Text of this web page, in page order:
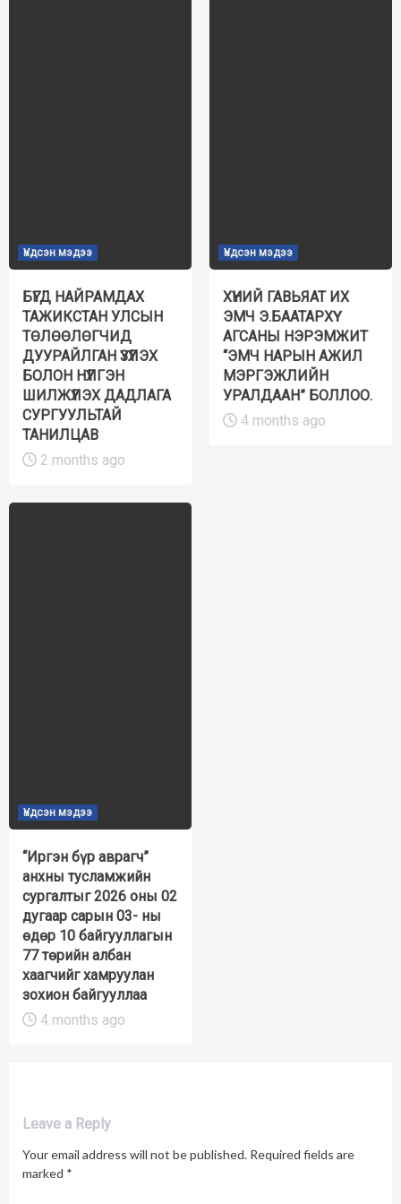
Үндсэн мэдээ
БҮГД НАЙРАМДАХ
ТАЖИКСТАН УЛСЫН
ТӨЛӨӨЛӨГЧИД
ДУУРАЙЛГАН ҮЗҮҮЛЭХ
БОЛОН НҮҮЛГЭН
ШИЛЖҮҮЛЭХ ДАДЛАГА
СУРГУУЛЬТАЙ
ТАНИЛЦАВ
2 months ago
Үндсэн мэдээ
ХҮНИЙ ГАВЬЯАТ ИХ
ЭМЧ Э.БААТАРХҮҮ
АГСАНЫ НЭРЭМЖИТ
“ЭМЧ НАРЫН АЖИЛ
МЭРГЭЖЛИЙН
УРАЛДААН” БОЛЛОО.
4 months ago
Үндсэн мэдээ
“Иргэн бүр аврагч”
анхны тусламжийн
сургалтыг 2026 оны 02
дугаар сарын 03- ны
өдөр 10 байгууллагын
77 төрийн албан
хаагчийг хамруулан
зохион байгууллаа
4 months ago
Leave a Reply
Your email address will not be published. Required fields are
marked *